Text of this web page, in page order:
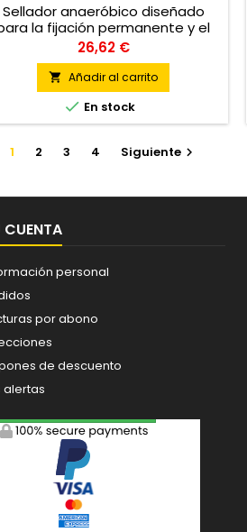
Sellador anaeróbico diseñado
la fijación permanente y el
sellado de la rosca de tornillos y
tuercas. (50ML)
Precio
26,62 €
 Añadir al carrito
 En stock
1 2 3 4 Siguiente 
CUENTA
personal
por abono
de descuento
alertas